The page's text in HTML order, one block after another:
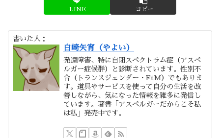
LINE コピー
書いた人：
白崎矢宵（やよい）
発達障害、特に自閉スペクトラム症（アスペ
ルガー症候群）と診断されています。性別不
合（トランスジェンダー・FtM）でもありま
す。道具やサービスを使って自分の生活を改
善しながら、気になった情報を雑多に発信し
ています。著書「アスペルガーだからこそ私
は私」発売中です。